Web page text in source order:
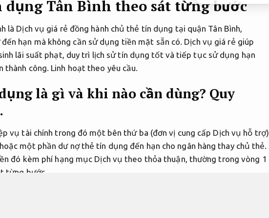
Tân Bình theo sát từng bước
là Dịch vụ giá rẻ đồng hành chủ thẻ tín dụng tại quận Tân Bình,
đến hạn mà không cần sử dụng tiền mặt sẵn có. Dịch vụ giá rẻ giúp
lãi suất phạt, duy trì lịch sử tín dụng tốt và tiếp tục sử dụng hạn
thành công. Linh hoạt theo yêu cầu.
là gì và khi nào cần dùng? Quy
vụ tài chính trong đó một bên thứ ba (đơn vị cung cấp Dịch vụ hỗ trợ)
một phần dư nợ thẻ tín dụng đến hạn cho ngân hàng thay chủ thẻ.
đó kèm phí hạng mục Dịch vụ theo thỏa thuận, thường trong vòng 1
từng bước.